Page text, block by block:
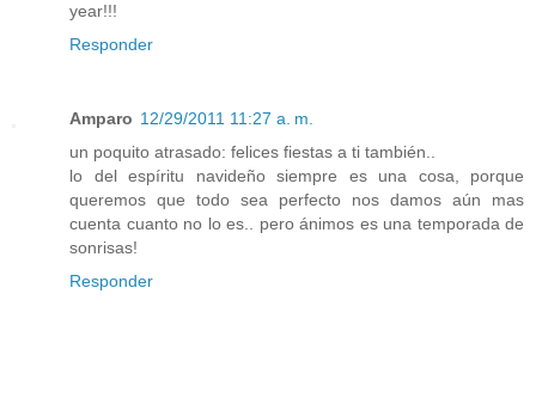
year!!!
Responder
Amparo 12/29/2011 11:27 a. m.
un poquito atrasado: felices fiestas a ti también..
lo del espíritu navideño siempre es una cosa, porque
queremos que todo sea perfecto nos damos aún mas
cuenta cuanto no lo es.. pero ánimos es una temporada de
sonrisas!
Responder